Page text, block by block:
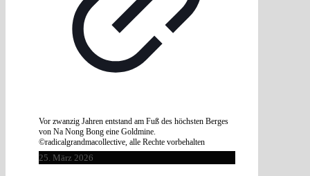
Vor zwanzig Jahren entstand am Fuß des höchsten Berges
von Na Nong Bong eine Goldmine.
©radicalgrandmacollective, alle Rechte vorbehalten
25. März 2026